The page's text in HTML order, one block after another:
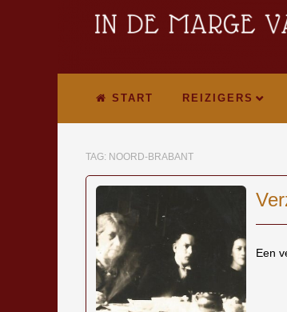
START REIZIGERS
TAG: NOORD-BRABANT
Een